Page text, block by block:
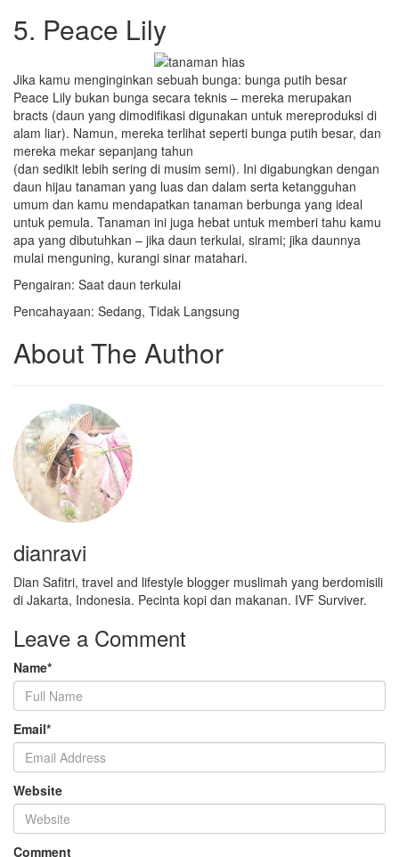
5. Peace Lily
Jika kamu menginginkan sebuah bunga: bunga putih besar
Peace Lily bukan bunga secara teknis – mereka merupakan
bracts (daun yang dimodifikasi digunakan untuk mereproduksi di
alam liar). Namun, mereka terlihat seperti bunga putih besar, dan
mereka mekar sepanjang tahun
(dan sedikit lebih sering di musim semi). Ini digabungkan dengan
daun hijau tanaman yang luas dan dalam serta ketangguhan
umum dan kamu mendapatkan tanaman berbunga yang ideal
untuk pemula. Tanaman ini juga hebat untuk memberi tahu kamu
apa yang dibutuhkan – jika daun terkulai, sirami; jika daunnya
mulai menguning, kurangi sinar matahari.
Pengairan: Saat daun terkulai
Pencahayaan: Sedang, Tidak Langsung
About The Author
dianravi
Dian Safitri, travel and lifestyle blogger muslimah yang berdomisili
di Jakarta, Indonesia. Pecinta kopi dan makanan. IVF Surviver.
Leave a Comment
Name*
Email*
Website
Comment